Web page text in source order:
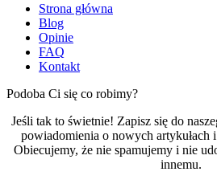
Strona główna
Blog
Opinie
FAQ
Kontakt
Podoba Ci się co robimy?
Jeśli tak to świetnie! Zapisz się do
powiadomienia o nowych artykułach
Obiecujemy, że nie spamujemy i nie
innemu.